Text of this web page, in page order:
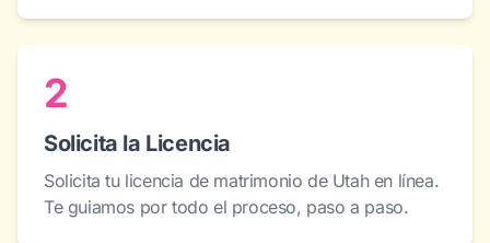
2
Solicita la Licencia
Solicita tu licencia de matrimonio de Utah en línea.
Te guiamos por todo el proceso, paso a paso.